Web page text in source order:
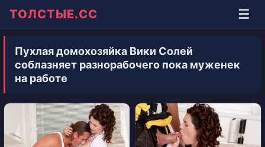
ТОЛСТЫЕ.СС ☰
Пухлая домохозяйка Вики Солей
соблазняет разнорабочего пока муженек
на работе